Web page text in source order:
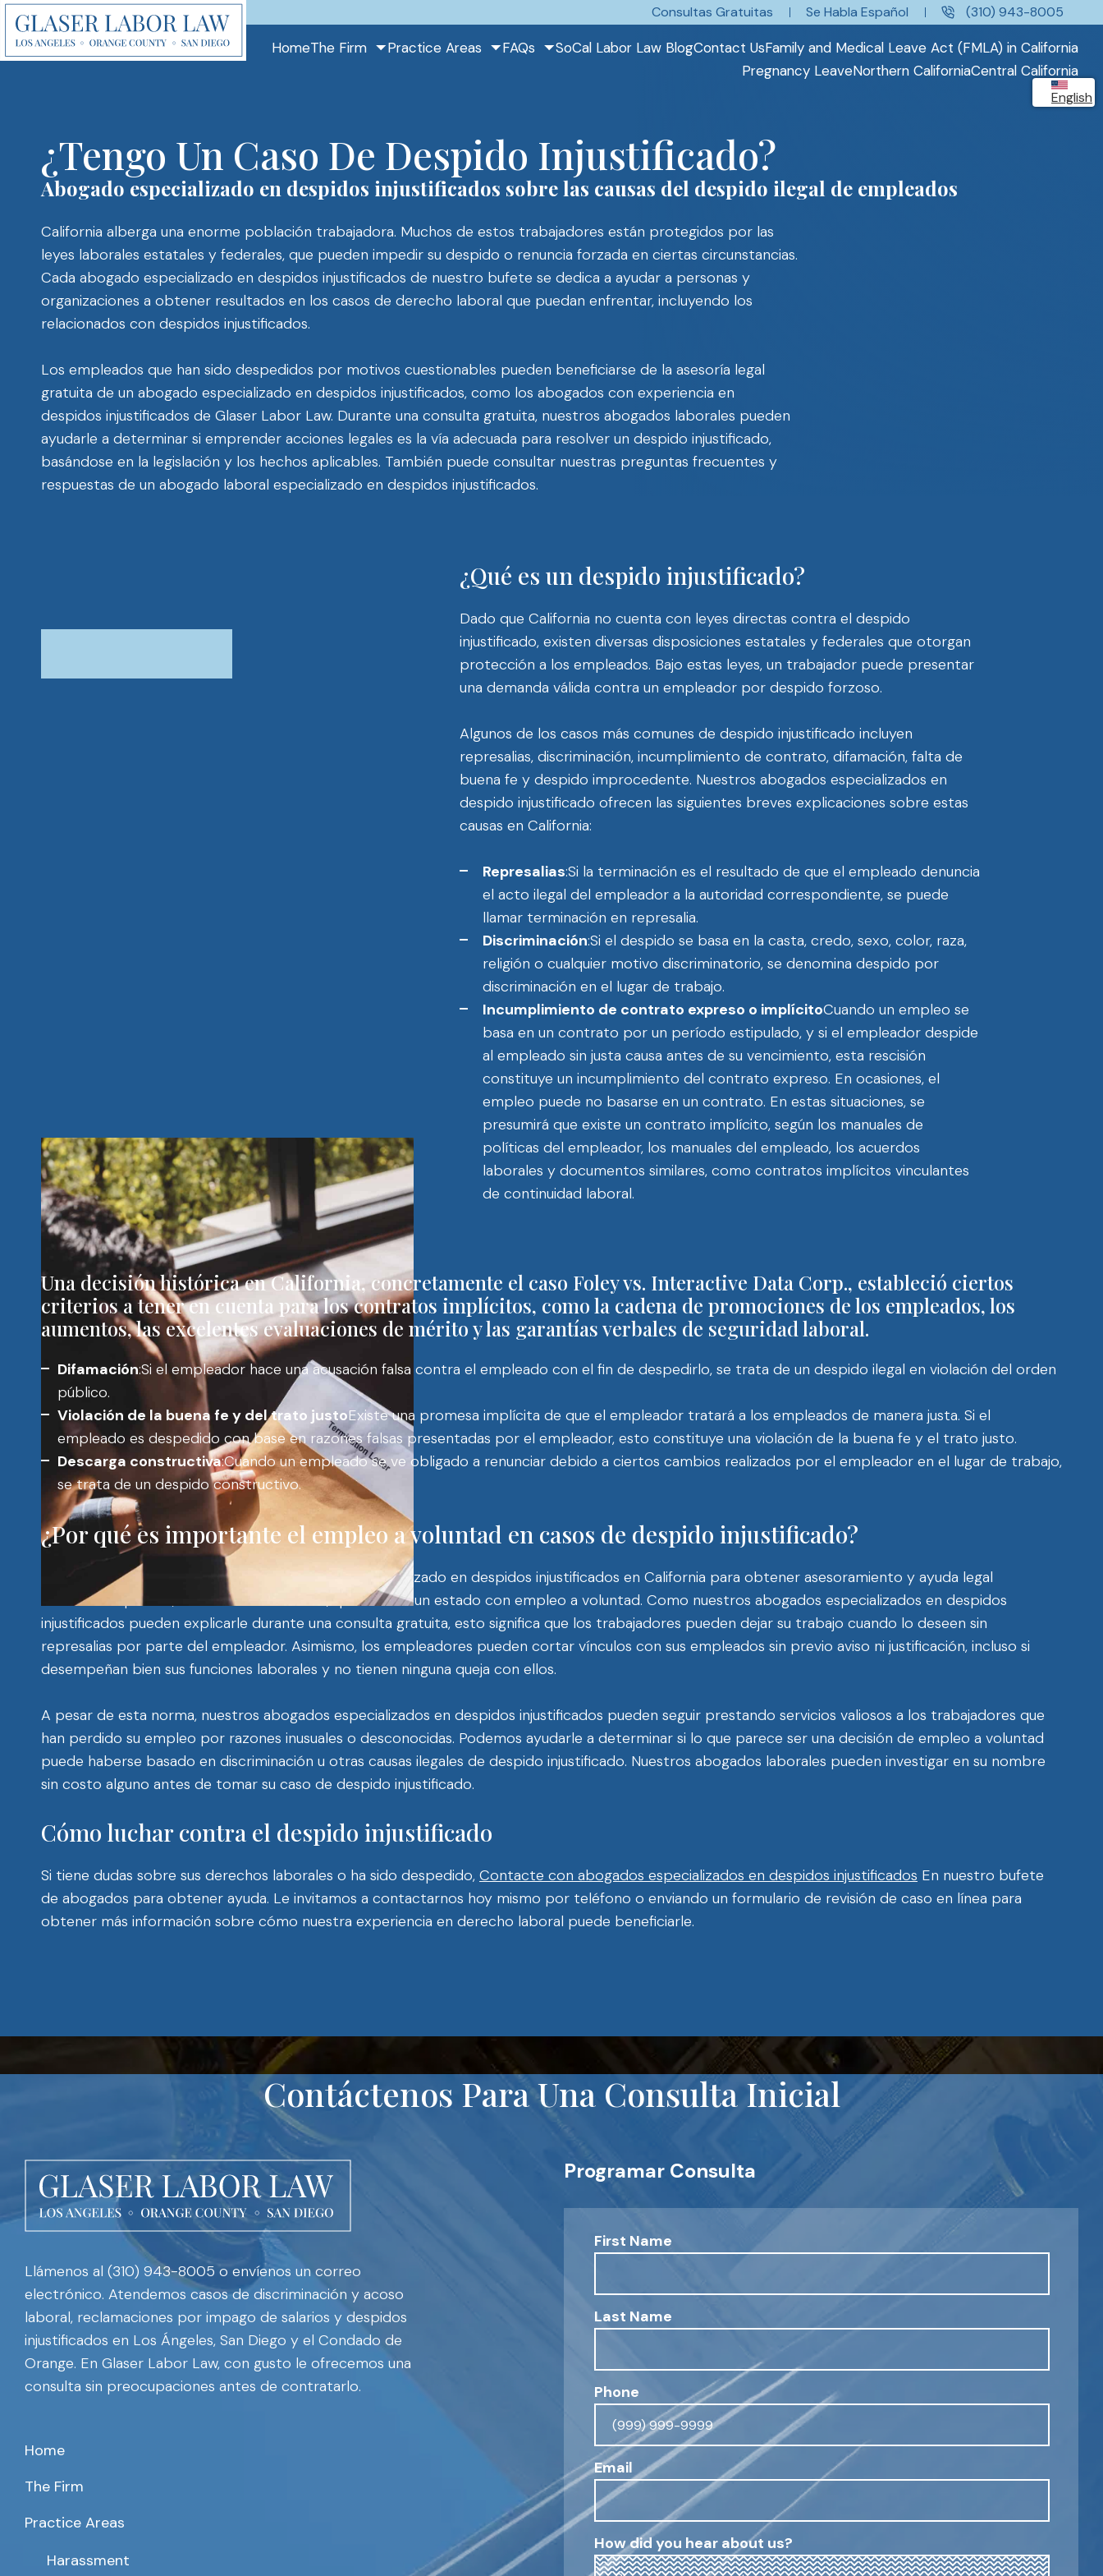
Skip
content
Consultas Gratuitas Se Habla Español (310) 943-8005
HomeThe Firm Practice Areas FAQs SoCal Labor Law BlogContact UsFamily and Medical Leave Act (FMLA) in California
Pregnancy LeaveNorthern CaliforniaCentral California
English
¿Tengo Un Caso De Despido Injustificado?
Abogado especializado en despidos injustificados sobre las causas del despido ilegal de empleados
California alberga una enorme población trabajadora. Muchos de estos trabajadores están protegidos por las
leyes laborales estatales y federales, que pueden impedir su despido o renuncia forzada en ciertas circunstancias.
Cada abogado especializado en despidos injustificados de nuestro bufete se dedica a ayudar a personas y
organizaciones a obtener resultados en los casos de derecho laboral que puedan enfrentar, incluyendo los
relacionados con despidos injustificados.
Los empleados que han sido despedidos por motivos cuestionables pueden beneficiarse de la asesoría legal
gratuita de un abogado especializado en despidos injustificados, como los abogados con experiencia en
despidos injustificados de Glaser Labor Law. Durante una consulta gratuita, nuestros abogados laborales pueden
ayudarle a determinar si emprender acciones legales es la vía adecuada para resolver un despido injustificado,
basándose en la legislación y los hechos aplicables. También puede consultar nuestras preguntas frecuentes y
respuestas de un abogado laboral especializado en despidos injustificados.
¿Qué es un despido injustificado?
Dado que California no cuenta con leyes directas contra el despido
injustificado, existen diversas disposiciones estatales y federales que otorgan
protección a los empleados. Bajo estas leyes, un trabajador puede presentar
una demanda válida contra un empleador por despido forzoso.
Algunos de los casos más comunes de despido injustificado incluyen
represalias, discriminación, incumplimiento de contrato, difamación, falta de
buena fe y despido improcedente. Nuestros abogados especializados en
despido injustificado ofrecen las siguientes breves explicaciones sobre estas
causas en California:
Represalias:Si la terminación es el resultado de que el empleado denuncia
el acto ilegal del empleador a la autoridad correspondiente, se puede
llamar terminación en represalia.
Discriminación:Si el despido se basa en la casta, credo, sexo, color, raza,
religión o cualquier motivo discriminatorio, se denomina despido por
discriminación en el lugar de trabajo.
Incumplimiento de contrato expreso o implícitoCuando un empleo se
basa en un contrato por un período estipulado, y si el empleador despide
al empleado sin justa causa antes de su vencimiento, esta rescisión
constituye un incumplimiento del contrato expreso. En ocasiones, el
empleo puede no basarse en un contrato. En estas situaciones, se
presumirá que existe un contrato implícito, según los manuales de
políticas del empleador, los manuales del empleado, los acuerdos
laborales y documentos similares, como contratos implícitos vinculantes
de continuidad laboral.
Una decisión histórica en California, concretamente el caso Foley vs. Interactive Data Corp., estableció ciertos
criterios a tener en cuenta para los contratos implícitos, como la cadena de promociones de los empleados, los
aumentos, las excelentes evaluaciones de mérito y las garantías verbales de seguridad laboral.
Difamación:Si el empleador hace una acusación falsa contra el empleado con el fin de despedirlo, se trata de un despido ilegal en violación del orden
público.
Violación de la buena fe y del trato justoExiste una promesa implícita de que el empleador tratará a los empleados de manera justa. Si el
empleado es despedido con base en razones falsas presentadas por el empleador, esto constituye una violación de la buena fe y el trato justo.
Descarga constructiva:Cuando un empleado se ve obligado a renunciar debido a ciertos cambios realizados por el empleador en el lugar de trabajo,
se trata de un despido constructivo.
¿Por qué es importante el empleo a voluntad en casos de despido injustificado?
Los trabajadores que contacten a un abogado especializado en despidos injustificados en California para obtener asesoramiento y ayuda legal
descubrirán pronto, si aún no lo han hecho, que este es un estado con empleo a voluntad. Como nuestros abogados especializados en despidos
injustificados pueden explicarle durante una consulta gratuita, esto significa que los trabajadores pueden dejar su trabajo cuando lo deseen sin
represalias por parte del empleador. Asimismo, los empleadores pueden cortar vínculos con sus empleados sin previo aviso ni justificación, incluso si
desempeñan bien sus funciones laborales y no tienen ninguna queja con ellos.
A pesar de esta norma, nuestros abogados especializados en despidos injustificados pueden seguir prestando servicios valiosos a los trabajadores que
han perdido su empleo por razones inusuales o desconocidas. Podemos ayudarle a determinar si lo que parece ser una decisión de empleo a voluntad
puede haberse basado en discriminación u otras causas ilegales de despido injustificado. Nuestros abogados laborales pueden investigar en su nombre
sin costo alguno antes de tomar su caso de despido injustificado.
Cómo luchar contra el despido injustificado
Si tiene dudas sobre sus derechos laborales o ha sido despedido, Contacte con abogados especializados en despidos injustificados En nuestro bufete
de abogados para obtener ayuda. Le invitamos a contactarnos hoy mismo por teléfono o enviando un formulario de revisión de caso en línea para
obtener más información sobre cómo nuestra experiencia en derecho laboral puede beneficiarle.
Contáctenos Para Una Consulta Inicial
Llámenos al (310) 943-8005 o envíenos un correo
electrónico. Atendemos casos de discriminación y acoso
laboral, reclamaciones por impago de salarios y despidos
injustificados en Los Ángeles, San Diego y el Condado de
Orange. En Glaser Labor Law, con gusto le ofrecemos una
consulta sin preocupaciones antes de contratarlo.
Home
The Firm
Practice Areas
Harassment
Programar Consulta
First Name
Last Name
Phone
Email
How did you hear about us?